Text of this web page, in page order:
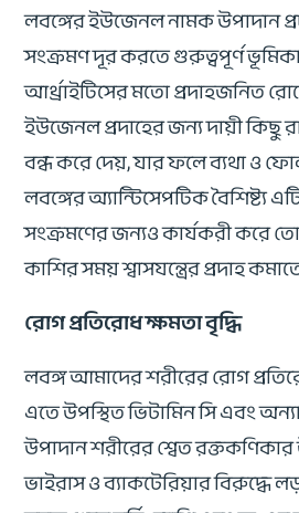
লবঙ্গের ইউজেনল নামক উপাদান
সংক্রমণ দূর করতে গুরুত্বপূর্ণ
আর্থ্রাইটিসের মতো প্রদাহজনিত
ইউজেনল প্রদাহের জন্য দায়ী কিছু
বন্ধ করে দেয়, যার ফলে ব্যথা ও
লবঙ্গের অ্যান্টিসেপটিক বৈশিষ্ট্য
সংক্রমণের জন্যও কার্যকরী করে
কাশির সময় শ্বাসযন্ত্রের প্রদাহ
রোগ প্রতিরোধ ক্ষমতা বৃদ্ধি
লবঙ্গ আমাদের শরীরের রোগ
এতে উপস্থিত ভিটামিন সি এবং
উপাদান শরীরের শ্বেত
ভাইরাস ও ব্যাকটেরিয়ার বিরুদ্ধে